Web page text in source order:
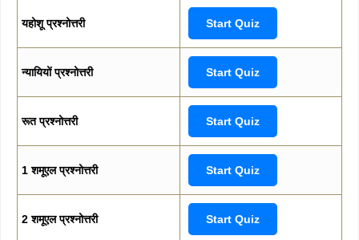
यहोशू प्रश्नोत्तरी Start Quiz
न्यायियों प्रश्नोत्तरी Start Quiz
रूत प्रश्नोत्तरी Start Quiz
1 शमूएल प्रश्नोत्तरी Start Quiz
2 शमूएल प्रश्नोत्तरी Start Quiz